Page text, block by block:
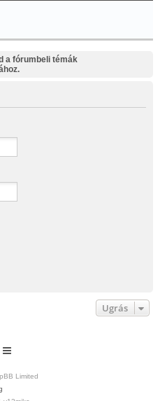
a fórumbeli témák
Ugrás
Limited